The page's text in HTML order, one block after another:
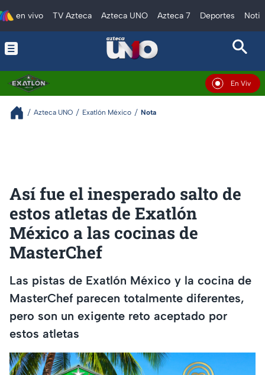
en vivo TV Azteca Azteca UNO Azteca 7 Deportes
En Vivo
Azteca UNO Exatlón México Nota
Así fue el inesperado salto de
estos atletas de Exatlón
México a las cocinas de
MasterChef
Las pistas de Exatlón México y la cocina de
MasterChef parecen totalmente diferentes,
pero son un exigente reto aceptado por
estos atletas